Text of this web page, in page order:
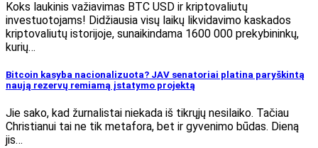
Koks laukinis važiavimas BTC USD ir kriptovaliutų
investuotojams! Didžiausia visų laikų likvidavimo kaskados
kriptovaliutų istorijoje, sunaikindama 1600 000 prekybininkų,
kurių…
Bitcoin kasyba nacionalizuota? JAV senatoriai platina paryškintą
naują rezervų remiamą įstatymo projektą
Jie sako, kad žurnalistai niekada iš tikrųjų nesilaiko. Tačiau
Christianui tai ne tik metafora, bet ir gyvenimo būdas. Dieną
jis…